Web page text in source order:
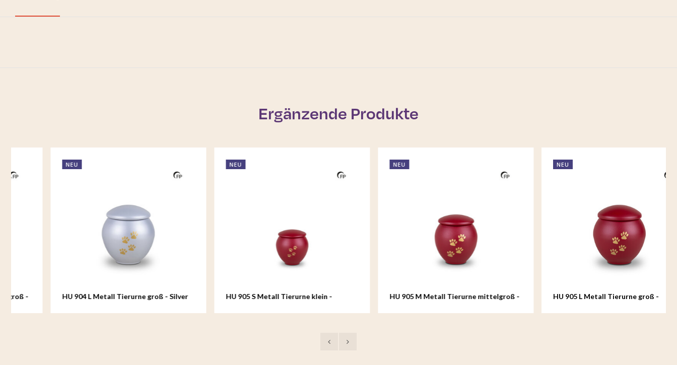
Ergänzende Produkte
HU 904 L Metall Tierurne groß - Silver
HU 905 S Metall Tierurne klein -
HU 905 M Metall Tierurne mittelgroß -
HU 905 L Metall Tierurne groß -